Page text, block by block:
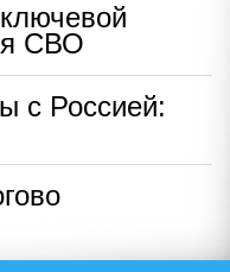
СВО
с Россией: